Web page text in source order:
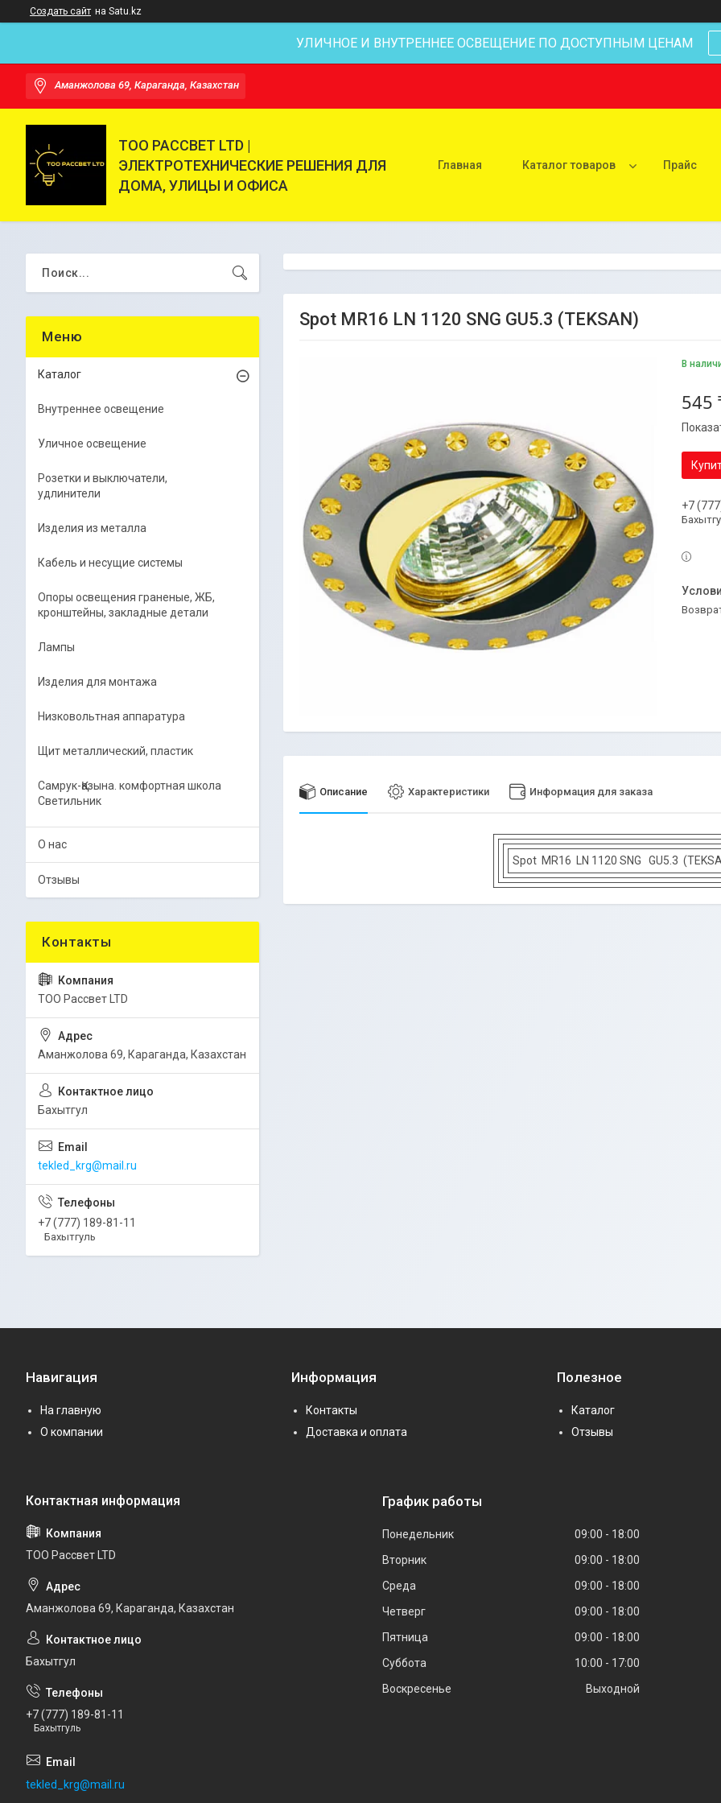
Создать сайт на Satu.kz
УЛИЧНОЕ И ВНУТРЕННЕЕ ОСВЕЩЕНИЕ ПО ДОСТУПНЫМ ЦЕНАМ
Аманжолова 69, Караганда, Казахстан
ТОО РАССВЕТ LTD |
ЭЛЕКТРОТЕХНИЧЕСКИЕ РЕШЕНИЯ ДЛЯ
ДОМА, УЛИЦЫ И ОФИСА
Главная Каталог товаров Прайс
Spot MR16 LN 1120 SNG GU5.3 (TEKSAN)
В
545
+7
Описание Характеристики Информация для заказа
Spot MR16 LN 1120 SNG GU5.3
Каталог
Внутреннее освещение
Уличное освещение
Розетки и выключатели,
удлинители
Изделия из металла
Кабель и несущие системы
Опоры освещения граненые, ЖБ,
кронштейны, закладные детали
Лампы
Изделия для монтажа
Низковольтная аппаратура
Щит металлический, пластик
Самрук-Қазына. комфортная школа
Светильник
О нас
Отзывы
ТОО Рассвет LTD
Аманжолова 69, Караганда, Казахстан
Бахытгул
tekled_krg@mail.ru
+7 (777) 189-81-11
Бахытгуль
Навигация
На главную
О компании
Информация
Контакты
Доставка и оплата
Полезное
Каталог
Отзывы
ТОО Рассвет LTD
Аманжолова 69, Караганда, Казахстан
Бахытгул
+7 (777) 189-81-11
Бахытгуль
tekled_krg@mail.ru
График работы
Понедельник 09:00
18:00
Вторник
09:00
18:00
Среда
09:00
18:00
Четверг
09:00
18:00
Пятница
09:00
18:00
Суббота
10:00
17:00
Воскресенье
Выходной